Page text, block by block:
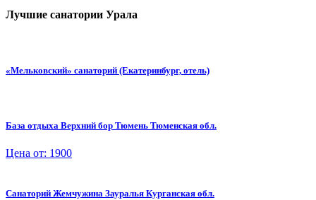
Лучшие санатории Урала
«Мельковский» санаторий (Екатеринбург, отель)
База отдыха Верхний бор Тюмень Тюменская обл.
Цена от: 1900
Санаторий Жемчужина Зауралья Курганская обл.